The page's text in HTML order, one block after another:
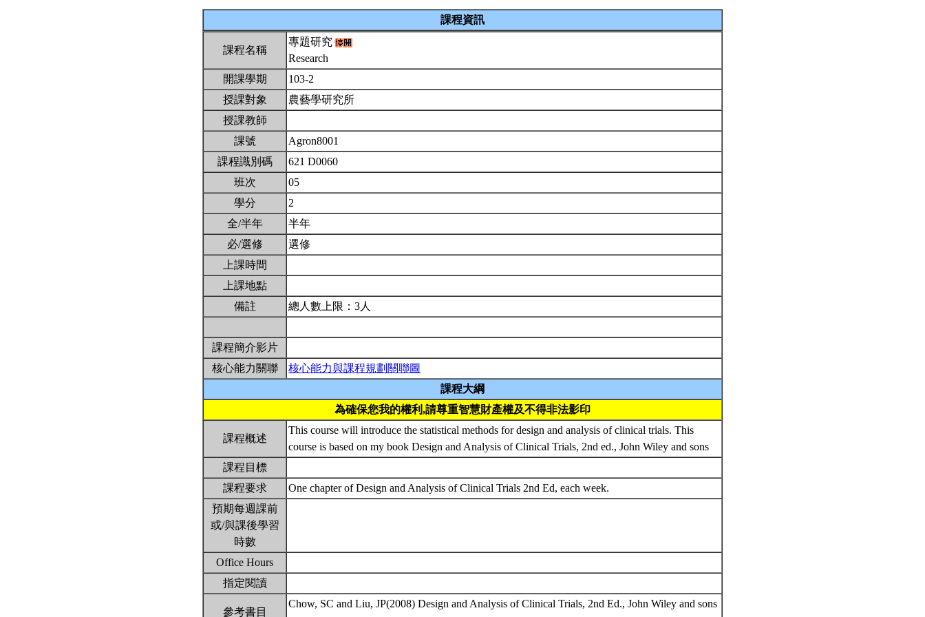
課程資訊
課程名稱
專題研究
Research
開課學期
103-2
授課對象
農藝學研究所
授課教師
課號
Agron8001
課程識別碼
621 D0060
班次
05
學分
2
全/半年
半年
必/選修
選修
上課時間
上課地點
備註
總人數上限：3人
課程簡介影片
核心能力關聯
核心能力與課程規劃關聯圖
課程大綱
為確保您我的權利,請尊重智慧財產權及不得非法影印
課程概述
This course will introduce the statistical methods for design and analysis of clinical trials. This
course is based on my book Design and Analysis of Clinical Trials, 2nd ed., John Wiley and sons
課程目標
課程要求
One chapter of Design and Analysis of Clinical Trials 2nd Ed, each week.
預期每週課前
或/與課後學習
時數
Office Hours
指定閱讀
參考書目
Chow, SC and Liu, JP(2008) Design and Analysis of Clinical Trials, 2nd Ed., John Wiley and sons